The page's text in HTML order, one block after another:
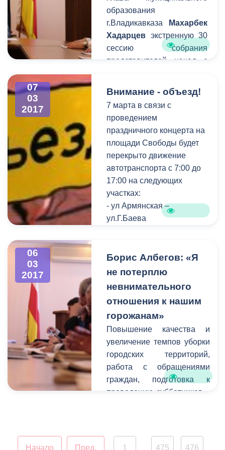
перевозчикам
рекомендовано
присоединиться к
городской акции
образования
г.Владикавказа
Махарбек
Хадарцев экстренную 30
сессию собрания
представителей начал с
Несмотря на
предпраздничное время,
срочное заседание сессии
было подготовлено за
один день.
07
03
2017
Внимание - объезд!
7 марта в связи с
проведением
праздничного концерта на
площади Свободы будет
перекрыто движение
автотранспорта с 7:00 до
17:00 на следующих
участках:
- ул Армянская –
ул.Г.Баева
- ул.Церетели -
ул.Димитрова
-ул.Армянская- пр.Мира(
левая сторона)
Также будет
приостановлено
движение трамвая по
пр.Мира.
06
03
2017
Борис Албегов: «Я
не потерплю
невнимательного
отношения к нашим
горожанам»
Повышение качества и
увеличение темпов уборки
городских территорий,
работа с обращениями
граждан, подготовка к
проведению субботников –
Начало Пред.
1
475 476